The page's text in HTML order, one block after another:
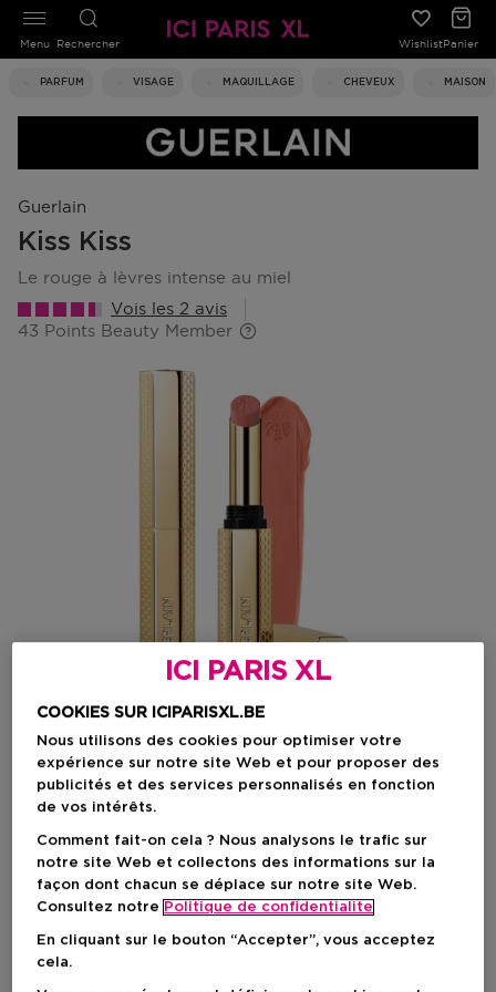
Rechercher WishlistPanier
PARFUM VISAGE MAQUILLAGE CHEVEUX MAISON
Menu
Guerlain
Kiss Kiss
le rouge à lèvres intense au miel
Vois les 2 avis
43 Points Beauty Member
196 DAISY ROSE En stock
ICI PARIS XL
COOKIES SUR ICIPARISXL.BE
Nous utilisons des cookies pour optimiser votre
expérience sur notre site Web et pour proposer des
publicités et des services personnalisés en fonction
de vos intérêts.
Comment fait-on cela ? Nous analysons le trafic sur
notre site Web et collectons des informations sur la
façon dont chacun se déplace sur notre site Web.
Consultez notre Politique de confidentialite
En cliquant sur le bouton “Accepter”, vous acceptez
cela.